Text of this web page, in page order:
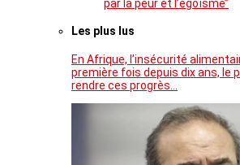
par la peur et l’égoïsme’’
Les plus lus
En Afrique, l’insécurité
première fois depuis dix ans, le
rendre ces progrès…